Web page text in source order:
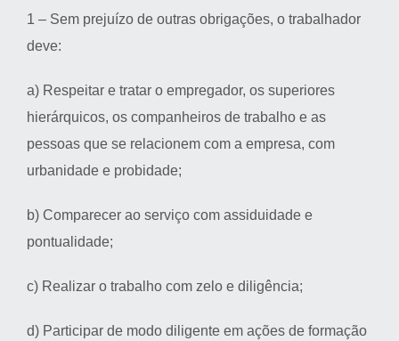
1 – Sem prejuízo de outras obrigações, o trabalhador
deve:
a) Respeitar e tratar o empregador, os superiores
hierárquicos, os companheiros de trabalho e as
pessoas que se relacionem com a empresa, com
urbanidade e probidade;
b) Comparecer ao serviço com assiduidade e
pontualidade;
c) Realizar o trabalho com zelo e diligência;
d) Participar de modo diligente em ações de formação